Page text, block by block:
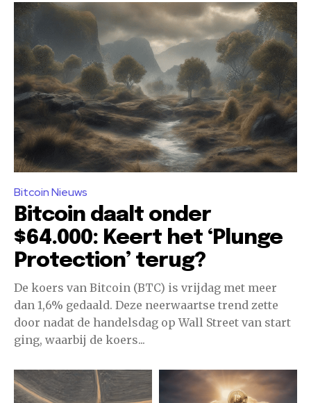
Bitcoin Nieuws
Bitcoin daalt onder
$64.000: Keert het ‘Plunge
Protection’ terug?
De koers van Bitcoin (BTC) is vrijdag met meer
dan 1,6% gedaald. Deze neerwaartse trend zette
door nadat de handelsdag op Wall Street van start
ging, waarbij de koers...